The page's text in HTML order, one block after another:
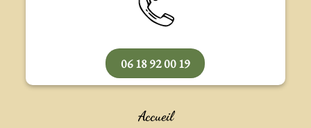
06 18 92 00 19
Accueil